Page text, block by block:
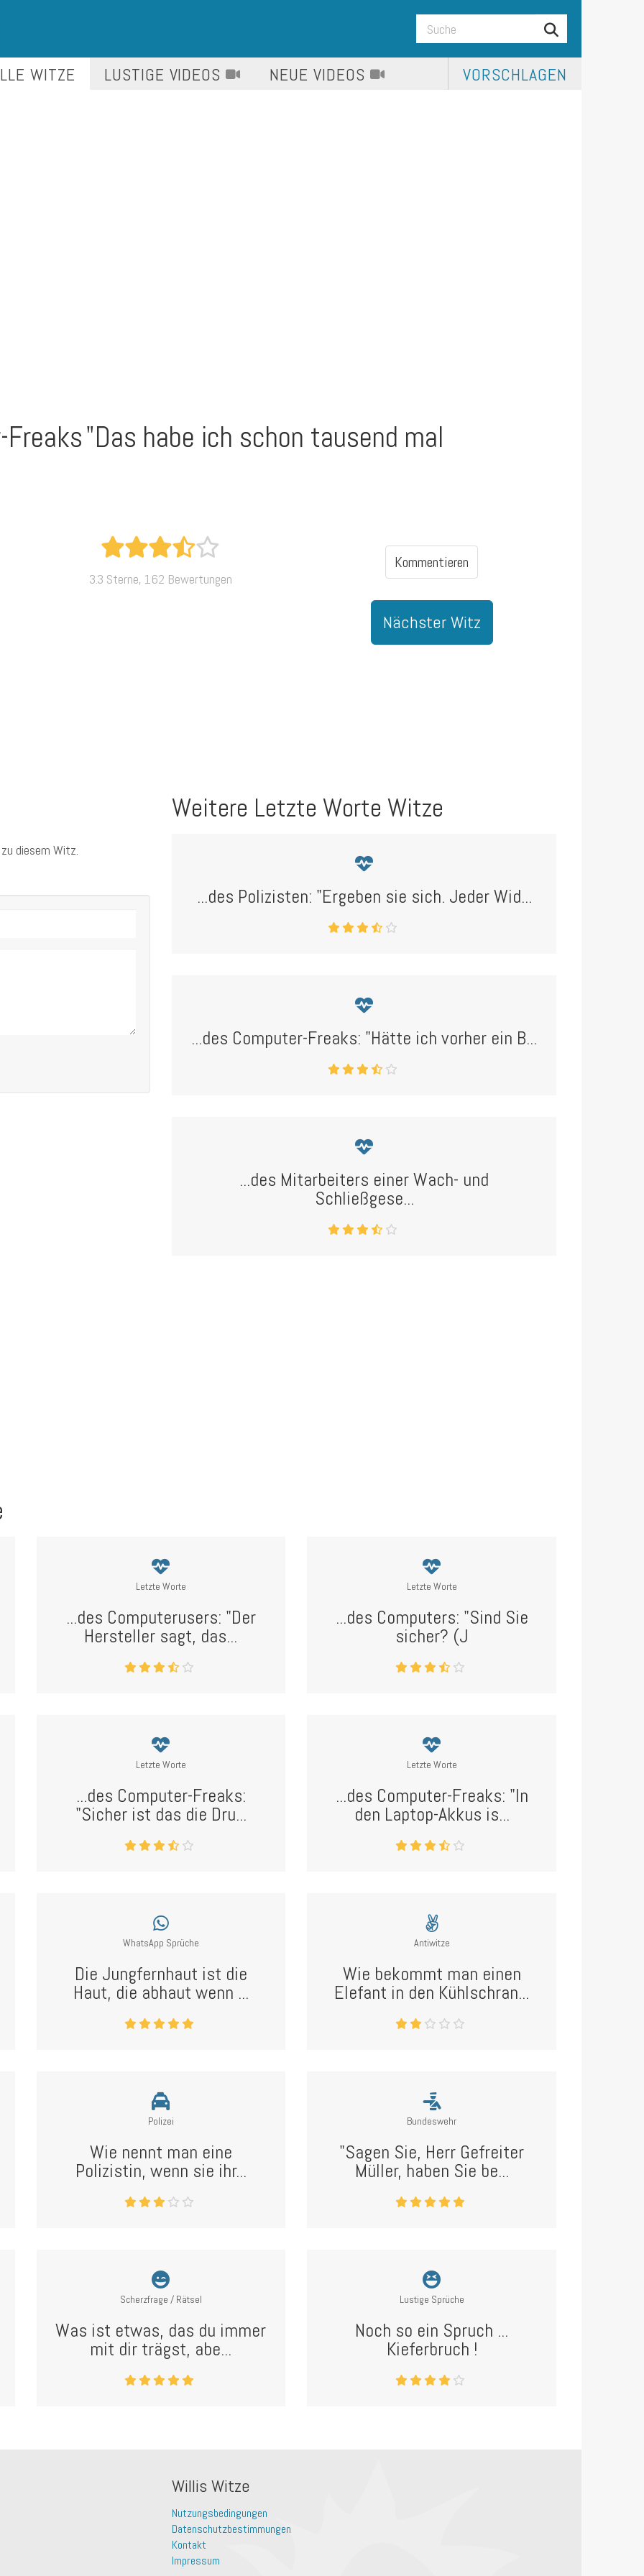
WITZE LUSTIGE VIDEOS NEUE VIDEOS VORSCHLAGEN
Freaks"Das habe ich schon tausend mal
3.3 Sterne, 162 Bewertungen
Kommentieren
Nächster Witz
diesem Witz.
Weitere Letzte Worte Witze
...des Polizisten: "Ergeben sie sich. Jeder Wid...
...des Computer-Freaks: "Hätte ich vorher ein B...
...des Mitarbeiters einer Wach- und
Schließgese...
Letzte Worte
...des Computerusers: "Der
Hersteller sagt, das...
Letzte Worte
...des Computers: "Sind Sie
sicher? (J
Letzte Worte
...des Computer-Freaks:
"Sicher ist das die Dru...
Letzte Worte
...des Computer-Freaks: "In
den Laptop-Akkus is...
WhatsApp Sprüche
Die Jungfernhaut ist die
Haut, die abhaut wenn ...
Antiwitze
Wie bekommt man einen
Elefant in den Kühlschran...
Polizei
Wie nennt man eine
Polizistin, wenn sie ihr...
Bundeswehr
"Sagen Sie, Herr Gefreiter
Müller, haben Sie be...
Scherzfrage / Rätsel
Was ist etwas, das du immer
mit dir trägst, abe...
Lustige Sprüche
Noch so ein Spruch ...
Kieferbruch !
Willis Witze
Nutzungsbedingungen
Datenschutzbestimmungen
Kontakt
Impressum